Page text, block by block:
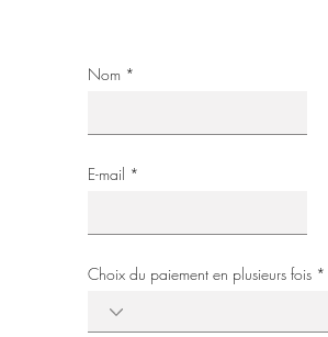
Nom
E-mail
Choix du paiement en plusieurs fois